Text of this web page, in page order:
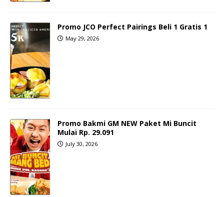
Promo JCO Perfect Pairings Beli 1 Gratis 1
May 29, 2026
Promo Bakmi GM NEW Paket Mi Buncit
Mulai Rp. 29.091
July 30, 2026